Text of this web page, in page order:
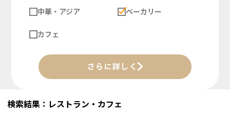
中華・アジア ベーカリー
カフェ
さらに詳しく
検索結果：レストラン・カフェ